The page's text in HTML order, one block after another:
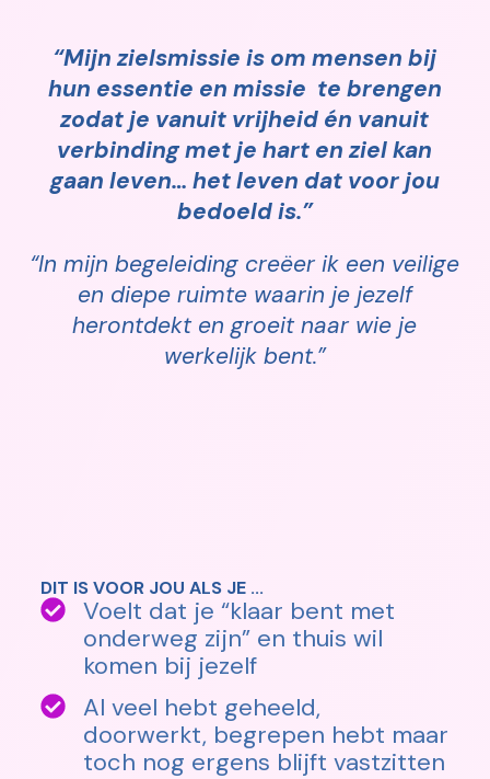
“Mijn zielsmissie is om mensen bij
hun essentie en missie te brengen
zodat je vanuit vrijheid én vanuit
verbinding met je hart en ziel kan
gaan leven… het leven dat voor jou
bedoeld is.”
“In mijn begeleiding creëer ik een veilige
en diepe ruimte waarin je jezelf
herontdekt en groeit naar wie je
werkelijk bent.”
DIT IS VOOR JOU ALS JE ...
Voelt dat je “klaar bent met
onderweg zijn” en thuis wil
komen bij jezelf
Al veel hebt geheeld,
doorwerkt, begrepen hebt maar
toch nog ergens blijft vastzitten